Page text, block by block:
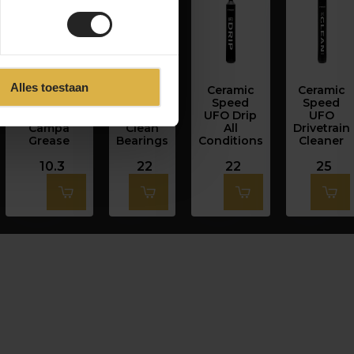
Alles toestaan
Morgan
Blue
Campa
Grease
10.3
Speed
Clean
Bearings
22
Ceramic
Speed
UFO Drip
All
Conditions
22
Ceramic
Speed
UFO
Drivetrain
Cleaner
25